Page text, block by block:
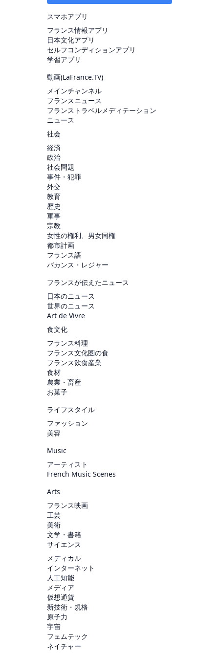
スマホアプリ
フランス情報アプリ
日本文化アプリ
セルフコンディションアプリ
学習アプリ
動画(LaFrance.TV)
メインチャンネル
フランスニュース
フランストラベルメディテーション
ニュース
社会
経済
政治
社会問題
事件・犯罪
外交
教育
歴史
軍事
宗教
女性の権利、男女同権
都市計画
フランス語
バカンス・レジャー
フランスが伝えたニュース
日本のニュース
世界のニュース
Art de Vivre
食文化
フランス料理
フランス文化圏の食
フランス飲食産業
食材
農業・畜産
お菓子
ライフスタイル
ファッション
美容
Music
アーティスト
French Music Scenes
Arts
フランス映画
工芸
美術
文学・書籍
サイエンス
メディカル
インターネット
人工知能
メディア
仮想通貨
新技術・規格
原子力
宇宙
フェムテック
ネイチャー